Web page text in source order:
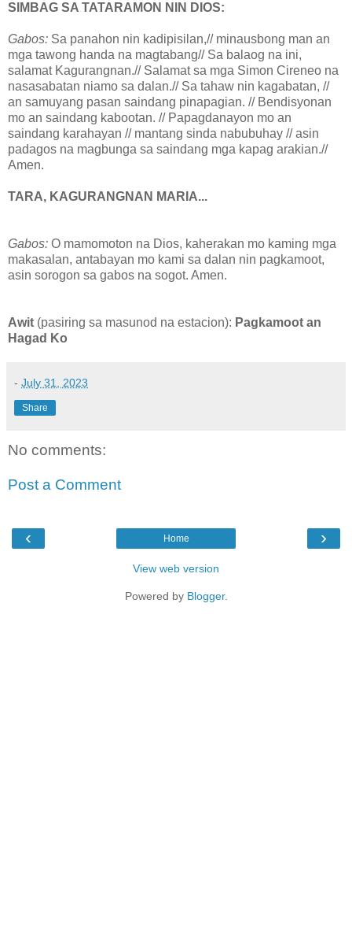
SIMBAG SA TATARAMON NIN DIOS:
Gabos: Sa panahon nin kadipisilan,// minausbong man an
mga tawong handa na magtabang// Sa balaog na ini,
salamat Kagurangnan.// Salamat sa mga Simon Cireneo na
nasasabatan niamo sa dalan.// Sa tahaw nin kagabatan, //
an samuyang pasan saindang pinapagian. // Bendisyonan
mo an saindang kabootan. // Papagdanayon mo an
saindang karahayan // mantang sinda nabubuhay // asin
padagos na magbunga sa saindang mga kapag arakian.//
Amen.
TARA, KAGURANGNAN MARIA...
Gabos: O mamomoton na Dios, kaherakan mo kaming mga
makasalan, antabayan mo kami sa dalan nin pagkamoot,
asin sorogon sa gabos na sogot. Amen.
Awit (pasiring sa masunod na estacion): Pagkamoot an
Hagad Ko
- July 31, 2023
Share
No comments:
Post a Comment
‹ ›
Home
View web version
Powered by Blogger.